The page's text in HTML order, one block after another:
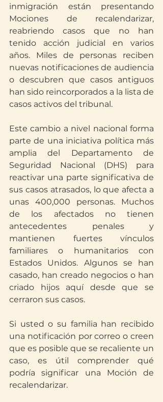
inmigración están presentando
Mociones de recalendarizar,
reabriendo casos que no han
tenido acción judicial en varios
años. Miles de personas reciben
nuevas notificaciones de audiencia
o descubren que casos antiguos
han sido reincorporados a la lista de
casos activos del tribunal.
Este cambio a nivel nacional forma
parte de una iniciativa política más
amplia del Departamento de
Seguridad Nacional (DHS) para
reactivar una parte significativa de
sus casos atrasados, lo que afecta a
unas 400,000 personas. Muchos
de los afectados no tienen
antecedentes penales y
mantienen fuertes vínculos
familiares o humanitarios con
Estados Unidos. Algunos se han
casado, han creado negocios o han
criado hijos aquí desde que se
cerraron sus casos.
Si usted o su familia han recibido
una notificación por correo o creen
que es posible que se recaliente un
caso, es útil comprender qué
podría significar una Moción de
recalendarizar.